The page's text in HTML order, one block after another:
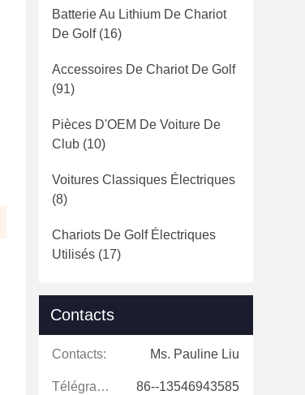
Batterie Au Lithium De Chariot
De Golf(16)
Accessoires De Chariot De Golf
(91)
Pièces D'OEM De Voiture De
Club (10)
Voitures Classiques Électriques
(8)
Chariots De Golf Électriques
Utilisés (17)
Contacts
Contacts: Ms. Pauline Liu
Télégramme: 86--13546943585